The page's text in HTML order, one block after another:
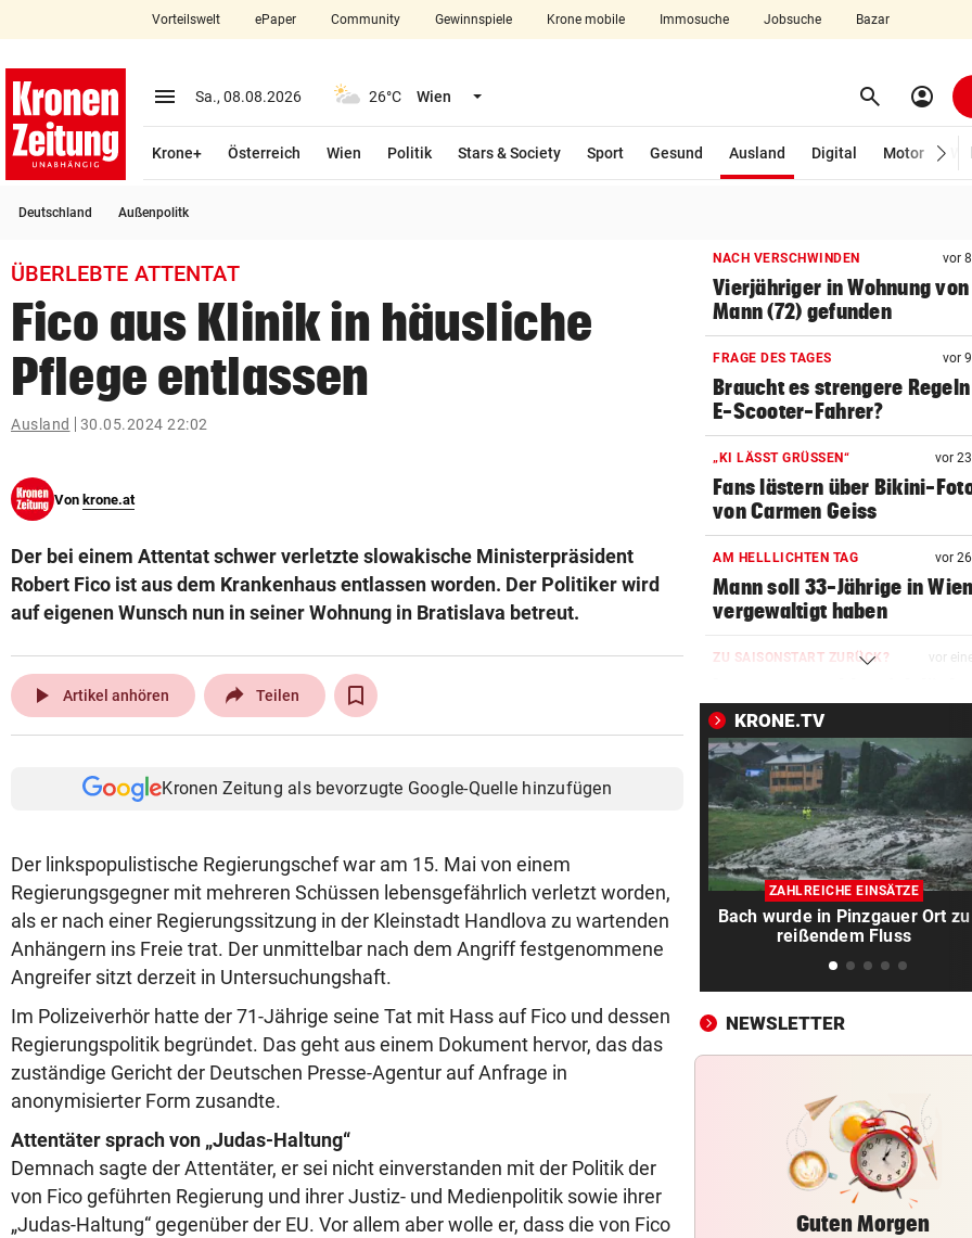
closeSchließen
account_circle Anmelden
arrow_right
bookmark
search
Suchbegriff
eingeben
© Krone Multimedia GmbH & Co KG 2026
Vorteilswelt ePaper Community Gewinnspiele Krone mobile Immosuche Jobsuche Bazar
menu Menü aufklappen
Sa., 08.08.2026 26°C Wien Menü aufklappen search Suchen
account_circle
Krone+ Österreich Wien Politik Stars & Society Sport Gesund Ausland
Digital
Motor
Deutschland Außenpolitk
ÜBERLEBTE ATTENTAT
Fico aus Klinik in häusliche
Pflege entlassen
Ausland 30.05.2024 22:02
Von krone.at
Der bei einem Attentat schwer verletzte slowakische Ministerpräsident
Robert Fico ist aus dem Krankenhaus entlassen worden. Der Politiker wird
auf eigenen Wunsch nun in seiner Wohnung in Bratislava betreut.
play_arrow Artikel anhören Teilen
Kronen Zeitung als bevorzugte Google-Quelle hinzufügen
Der linkspopulistische Regierungschef war am 15. Mai von einem
Regierungsgegner mit mehreren Schüssen lebensgefährlich verletzt worden,
als er nach einer Regierungssitzung in der Kleinstadt Handlova zu wartenden
Anhängern ins Freie trat. Der unmittelbar nach dem Angriff festgenommene
Angreifer sitzt derzeit in Untersuchungshaft.
Im Polizeiverhör hatte der 71-Jährige seine Tat mit Hass auf Fico und dessen
Regierungspolitik begründet. Das geht aus einem Dokument hervor, das das
zuständige Gericht der Deutschen Presse-Agentur auf Anfrage in
anonymisierter Form zusandte.
Attentäter sprach von „Judas-Haltung“
Demnach sagte der Attentäter, er sei nicht einverstanden mit der Politik der
von Fico geführten Regierung und ihrer Justiz- und Medienpolitik sowie ihrer
„Judas-Haltung“ gegenüber der EU. Vor allem aber wolle er, dass die von Fico
NACH VERSCHWINDEN vor
Vierjähriger in Wohnung von
Mann (72) gefunden
FRAGE DES TAGES vor
Braucht es strengere
E-Scooter-Fahrer?
„KI LÄSST GRÜSSEN“ vor
Fans lästern über Bikini-
von Carmen Geiss
AM HELLLICHTEN TAG vor
Mann soll 33-Jährige in Wien
vergewaltigt haben
ZU SAISONSTART ZURÜCK? vor
aus der Klinik
RUSSISCHE LUFTANGRIFFE vor
Kiew schutzlos: Bub (3) und
Großeltern getötet
TELEFON LÄUFT HEISS vor
Mediziner verschiebt seine
Pension für Patienten
Brand am Gardasee: Hotel
geräumt, Urlauber fliehen
ACHT KILO TNT IM BODEN vor
beliebtem See gefunden
WURDE NUR 27 JAHRE ALT vor
Uganda trauert! Teamspieler
Überfall ermordet
KRONE.TV
ZAHLREICHE EINSÄTZE
Bach wurde in Pinzgauer Ort zu
reißendem Fluss
NEWSLETTER
Guten Morgen